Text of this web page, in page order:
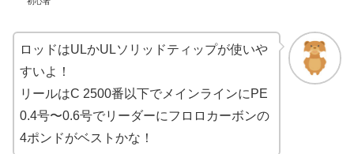
ロッドはULかULソリッドティップが使いや
すいよ！
リールはC 2500番以下でメインラインにPE
0.4号〜0.6号でリーダーにフロロカーボンの
4ポンドがベストかな！